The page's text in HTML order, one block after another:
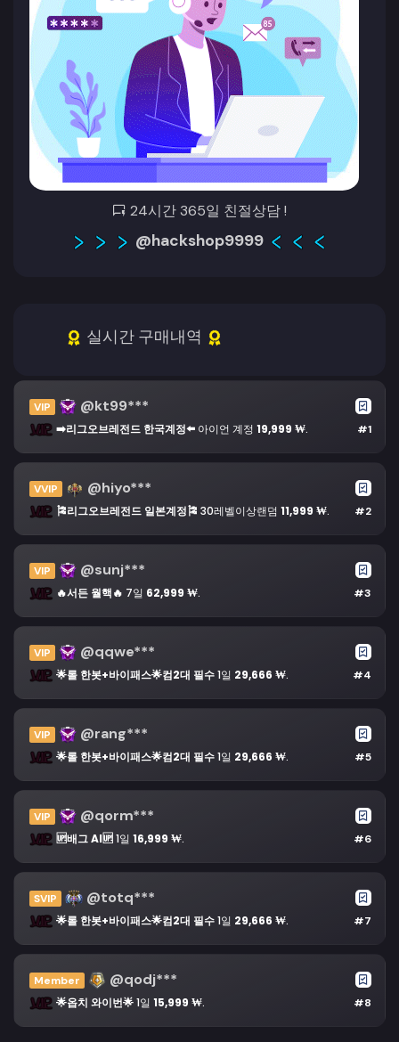
24시간 365일 친절상담 !
@hackshop9999
실시간 구매내역
VIP @kt99***
➡️리그오브레전드 한국계정⬅️ 아이언 계정 19,999 ₩. #1
VVIP @hiyo***
🎏리그오브레전드 일본계정🎏 30레벨이상랜덤 11,999 ₩. #2
VIP @sunj***
🔥서든 월핵🔥 7일 62,999 ₩. #3
VIP @qqwe***
🌟롤 한봇+바이패스🌟컴2대 필수1일 29,666 ₩. #4
VIP @rang***
🌟롤 한봇+바이패스🌟컴2대 필수1일 29,666 ₩. #5
VIP @qorm***
🆙배그 AI🆙 1일 16,999 ₩. #6
SVIP @totq***
🌟롤 한봇+바이패스🌟컴2대 필수1일 29,666 ₩. #7
Member @qodj***
🌟옵치 와이번🌟1일 15,999 ₩. #8